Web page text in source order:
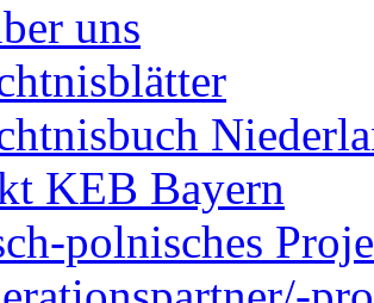
uns
KEB Bayern
polnisches